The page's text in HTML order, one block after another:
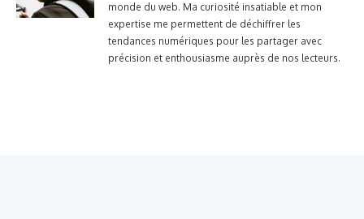
monde du web. Ma curiosité insatiable et mon
expertise me permettent de déchiffrer les
tendances numériques pour les partager avec
précision et enthousiasme auprès de nos lecteurs.